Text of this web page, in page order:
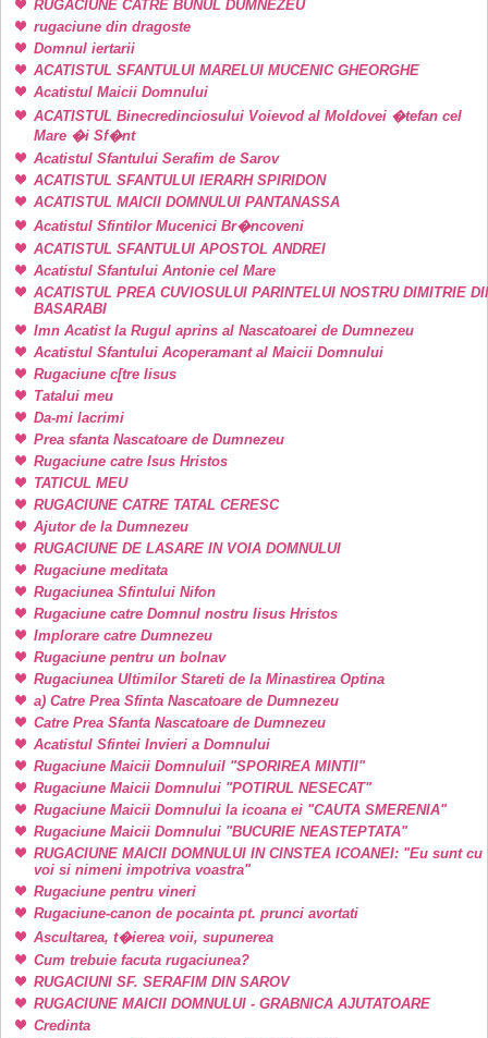
RUGACIUNE CATRE BUNUL DUMNEZEU
rugaciune din dragoste
Domnul iertarii
ACATISTUL SFANTULUI MARELUI MUCENIC GHEORGHE
Acatistul Maicii Domnului
ACATISTUL Binecredinciosului Voievod al Moldovei �tefan cel
Mare �i Sf�nt
Acatistul Sfantului Serafim de Sarov
ACATISTUL SFANTULUI IERARH SPIRIDON
ACATISTUL MAICII DOMNULUI PANTANASSA
Acatistul Sfintilor Mucenici Br�ncoveni
ACATISTUL SFANTULUI APOSTOL ANDREI
Acatistul Sfantului Antonie cel Mare
ACATISTUL PREA CUVIOSULUI PARINTELUI NOSTRU DIMITRIE
BASARABI
Imn Acatist la Rugul aprins al Nascatoarei de Dumnezeu
Acatistul Sfantului Acoperamant al Maicii Domnului
Rugaciune c[tre Iisus
Tatalui meu
Da-mi lacrimi
Prea sfanta Nascatoare de Dumnezeu
Rugaciune catre Isus Hristos
TATICUL MEU
RUGACIUNE CATRE TATAL CERESC
Ajutor de la Dumnezeu
RUGACIUNE DE LASARE IN VOIA DOMNULUI
Rugaciune meditata
Rugaciunea Sfintului Nifon
Rugaciune catre Domnul nostru Iisus Hristos
Implorare catre Dumnezeu
Rugaciune pentru un bolnav
Rugaciunea Ultimilor Stareti de la Minastirea Optina
a) Catre Prea Sfinta Nascatoare de Dumnezeu
Catre Prea Sfanta Nascatoare de Dumnezeu
Acatistul Sfintei Invieri a Domnului
Rugaciune Maicii DomnuluiI "SPORIREA MINTII"
Rugaciune Maicii Domnului "POTIRUL NESECAT"
Rugaciune Maicii Domnului la icoana ei "CAUTA SMERENIA"
Rugaciune Maicii Domnului "BUCURIE NEASTEPTATA"
RUGACIUNE MAICII DOMNULUI IN CINSTEA ICOANEI: "Eu sunt cu
voi si nimeni impotriva voastra"
Rugaciune pentru vineri
Rugaciune-canon de pocainta pt. prunci avortati
Ascultarea, t�ierea voii, supunerea
Cum trebuie facuta rugaciunea?
RUGACIUNI SF. SERAFIM DIN SAROV
RUGACIUNE MAICII DOMNULUI - GRABNICA AJUTATOARE
Credinta